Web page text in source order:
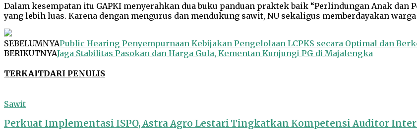
Dalam kesempatan itu GAPKI menyerahkan dua buku panduan praktek baik “Perlindungan Anak dan
yang lebih luas. Karena dengan mengurus dan mendukung sawit, NU sekaligus memberdayakan warga
SEBELUMNYAPublic Hearing Penyempurnaan Kebijakan Pengelolaan LCPKS secara Optimal dan
BERIKUTNYAJaga Stabilitas Pasokan dan Harga Gula, Kementan Kunjungi PG di Majalengka
TERKAITDARI PENULIS
Sawit
Perkuat Implementasi ISPO, Astra Agro Lestari Tingkatkan Kompetensi Auditor